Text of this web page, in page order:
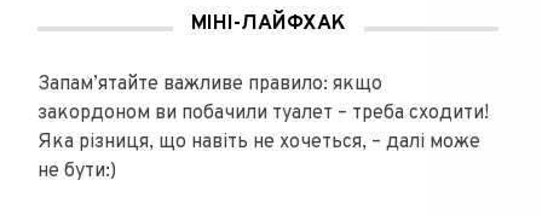
МІНІ-ЛАЙФХАК
Запам’ятайте важливе правило: якщо
закордоном ви побачили туалет – треба сходити!
Яка різниця, що навіть не хочеться, – далі може
не бути:)